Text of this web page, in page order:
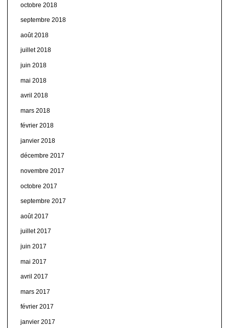
octobre 2018
septembre 2018
août 2018
juillet 2018
juin 2018
mai 2018
avril 2018
mars 2018
février 2018
janvier 2018
décembre 2017
novembre 2017
octobre 2017
septembre 2017
août 2017
juillet 2017
juin 2017
mai 2017
avril 2017
mars 2017
février 2017
janvier 2017